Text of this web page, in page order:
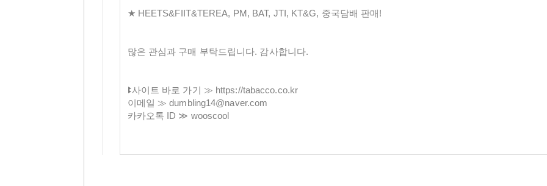
★ HEETS&FIIT&TEREA, PM, BAT, JTI, KT&G, 중국담배 판매!
많은 관심과 구매 부탁드립니다. 감사합니다.
ꔪ사이트 바로 가기 ≫ https://tabacco.co.kr
이메일 ≫ dumbling14@naver.com
카카오톡 ID ≫ wooscool